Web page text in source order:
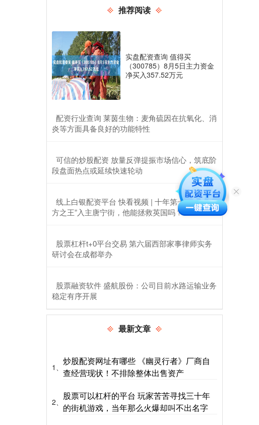
推荐阅读
实盘配资查询 值得买
（300785）8月5日主力资金
净买入357.52万元
​配资行业查询 莱茵生物：麦角硫因在抗氧化、消
炎等方面具备良好的功能特性
​可信的炒股配资 放量反弹提振市场信心，筑底阶
段盘面热点或延续快速轮动
​线上白银配资平台 快看视频 | 十年第七相，“北
方之王”入主唐宁街，他能拯救英国吗？
​股票杠杆t+0平台交易 第六届西部家事律师实务
研讨会在成都举办
​股票融资软件 盛航股份：公司目前水路运输业务
稳定有序开展
最新文章
1、
炒股配资网址有哪些 《幽灵行者》厂商自
查经营现状！不排除整体出售资产
2、
股票可以杠杆的平台 玩家苦苦寻找三十年
的街机游戏，当年那么火爆却叫不出名字